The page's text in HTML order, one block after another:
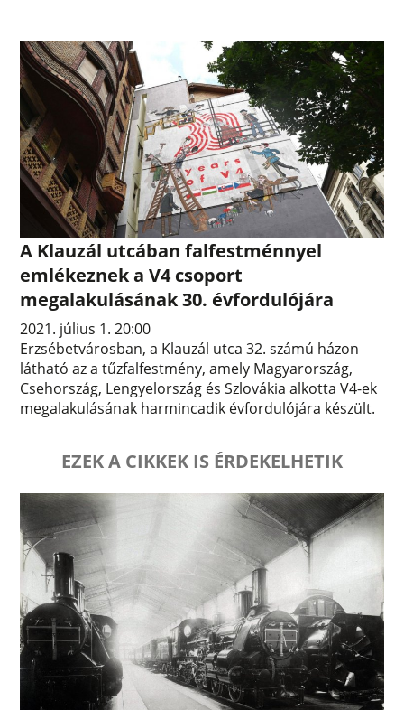
A Klauzál utcában falfestménnyel
emlékeznek a V4 csoport
megalakulásának 30. évfordulójára
2021. július 1. 20:00
Erzsébetvárosban, a Klauzál utca 32. számú házon
látható az a tűzfalfestmény, amely Magyarország,
Csehország, Lengyelország és Szlovákia alkotta V4-ek
megalakulásának harmincadik évfordulójára készült.
EZEK A CIKKEK IS ÉRDEKELHETIK